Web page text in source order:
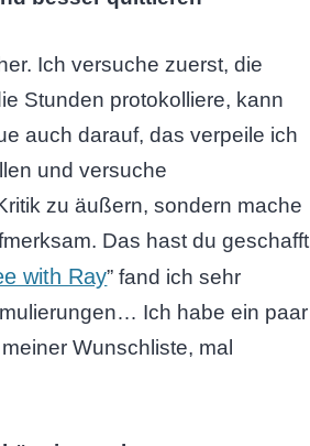
Ich versuche zuerst, die
Stunden protokolliere, kann
auch darauf, das verpeile ich
und versuche
zu äußern, sondern mache
Das hast du geschafft
with Ray” fand ich sehr
Ich habe ein paar
Wunschliste, mal